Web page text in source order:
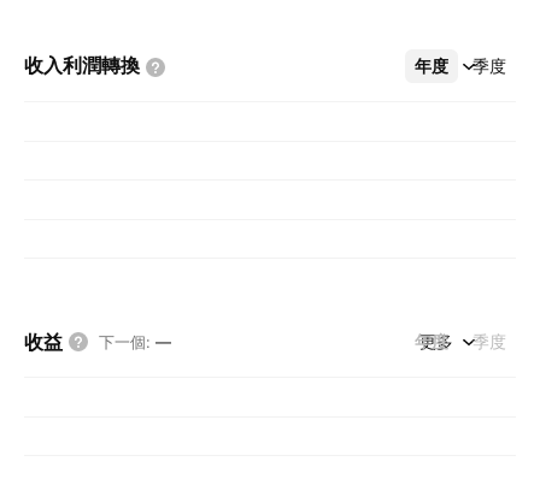
收入利潤轉換 年度 季度
更多
收益 下一個: — 年度 季度
更多